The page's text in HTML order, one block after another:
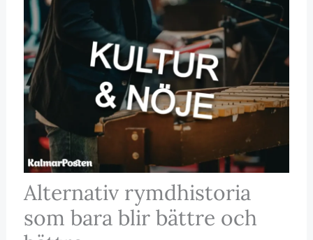
Alternativ rymdhistoria
som bara blir bättre och